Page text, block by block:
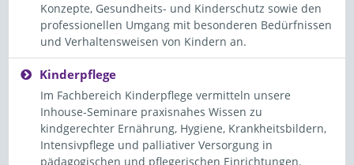
Konzepte, Gesundheits- und Kinderschutz sowie den
professionellen Umgang mit besonderen Bedürfnissen
und Verhaltensweisen von Kindern an.
Kinderpflege
Im Fachbereich Kinderpflege vermitteln unsere
Inhouse-Seminare praxisnahes Wissen zu
kindgerechter Ernährung, Hygiene, Krankheitsbildern,
Intensivpflege und palliativer Versorgung in
pädagogischen und pflegerischen Einrichtungen.